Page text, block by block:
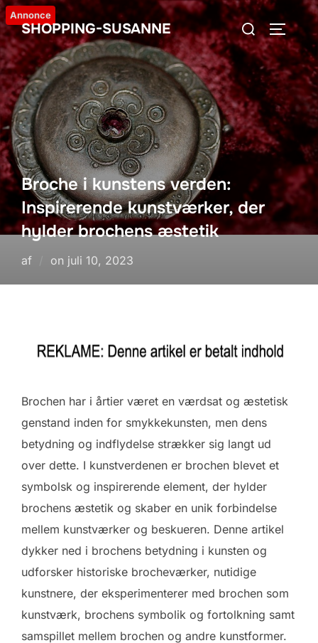
Videre
til
indhold
SHOPPING-SUSANNE
Søg
efter:
SLÅ
Annonce
Broche i kunstens verden:
Inspirerende kunstværker, der
hylder brochens æstetik
af on Udgivet
juli 10, 2023
Brochen har i årtier været en værdsat og æstetisk
genstand inden for smykkekunsten, men dens
betydning og indflydelse strækker sig langt ud
over dette. I kunstverdenen er brochen blevet et
symbolsk og inspirerende element, der hylder
brochens æstetik og skaber en unik forbindelse
mellem kunstværker og beskueren. Denne artikel
dykker ned i brochens betydning i kunsten og
udforsker historiske brocheværker, nutidige
kunstnere, der eksperimenterer med brochen som
kunstværk, brochens symbolik og fortolkning samt
samspillet mellem brochen og andre kunstformer.